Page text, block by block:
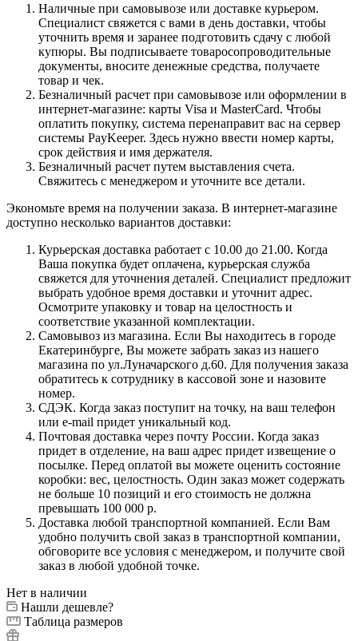
Наличные при самовывозе или доставке курьером.
Специалист свяжется с вами в день доставки, чтобы
уточнить время и заранее подготовить сдачу с любой
купюры. Вы подписываете товаросопроводительные
документы, вносите денежные средства, получаете
товар и чек.
Безналичный расчет при самовывозе или оформлении в
интернет-магазине: карты Visa и MasterCard. Чтобы
оплатить покупку, система перенаправит вас на сервер
системы PayKeeper. Здесь нужно ввести номер карты,
срок действия и имя держателя.
Безналичный расчет путем выставления счета.
Свяжитесь с менеджером и уточните все детали.
Экономьте время на получении заказа. В интернет-магазине
доступно несколько вариантов доставки:
Курьерская доставка работает с 10.00 до 21.00. Когда
Ваша покупка будет оплачена, курьерская служба
свяжется для уточнения деталей. Специалист предложит
выбрать удобное время доставки и уточнит адрес.
Осмотрите упаковку и товар на целостность и
соответствие указанной комплектации.
Самовывоз из магазина. Если Вы находитесь в городе
Екатеринбурге, Вы можете забрать заказ из нашего
магазина по ул.Луначарского д.60. Для получения заказа
обратитесь к сотруднику в кассовой зоне и назовите
номер.
СДЭК. Когда заказ поступит на точку, на ваш телефон
или e-mail придет уникальный код.
Почтовая доставка через почту России. Когда заказ
придет в отделение, на ваш адрес придет извещение о
посылке. Перед оплатой вы можете оценить состояние
коробки: вес, целостность. Один заказ может содержать
не больше 10 позиций и его стоимость не должна
превышать 100 000 р.
Доставка любой транспортной компанией. Если Вам
удобно получить свой заказ в транспортной компании,
обговорите все условия с менеджером, и получите свой
заказ в любой удобной точке.
Нет в наличии
Нашли дешевле?
Таблица размеров